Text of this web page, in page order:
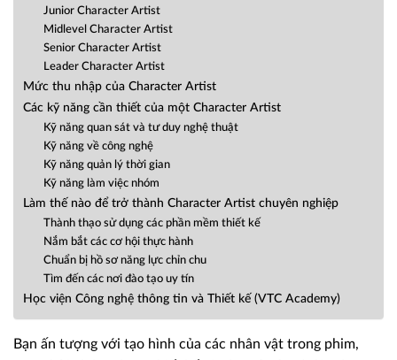
Junior Character Artist
Midlevel Character Artist
Senior Character Artist
Leader Character Artist
Mức thu nhập của Character Artist
Các kỹ năng cần thiết của một Character Artist
Kỹ năng quan sát và tư duy nghệ thuật
Kỹ năng về công nghệ
Kỹ năng quản lý thời gian
Kỹ năng làm việc nhóm
Làm thế nào để trở thành Character Artist chuyên nghiệp
Thành thạo sử dụng các phần mềm thiết kế
Nắm bắt các cơ hội thực hành
Chuẩn bị hồ sơ năng lực chỉn chu
Tìm đến các nơi đào tạo uy tín
Học viện Công nghệ thông tin và Thiết kế (VTC Academy)
Bạn ấn tượng với tạo hình của các nhân vật trong phim,